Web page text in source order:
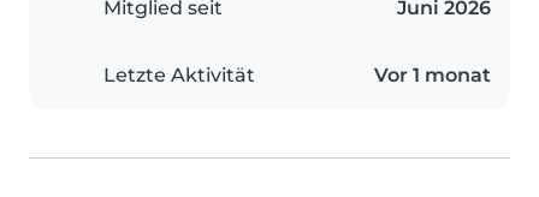
Mitglied seit Juni 2026
Letzte Aktivität Vor 1 monat